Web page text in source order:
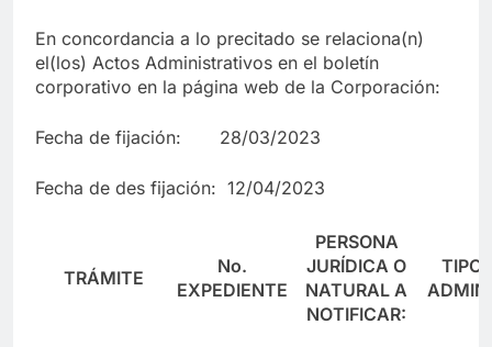
En concordancia a lo precitado se relaciona(n)
el(los) Actos Administrativos en el boletín
corporativo en la página web de la Corporación:
Fecha de fijación: 28/03/2023
Fecha de des fijación: 12/04/2023
TRÁMITE
No.
EXPEDIENTE
PERSONA
JURÍDICA O
NATURAL A
NOTIFICAR:
TIPO